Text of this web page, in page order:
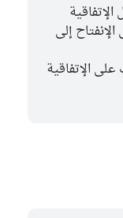
إلى
الإتفاقية